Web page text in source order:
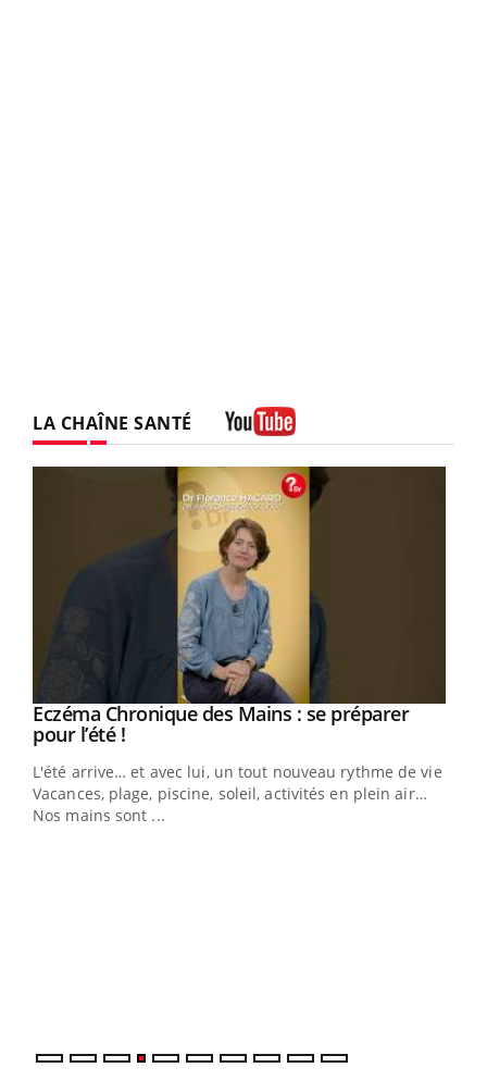
LA CHAÎNE SANTÉ
Youtube
Eczéma Chronique des Mains : se préparer
pour l’été !Youtube
L'été arrive… et avec lui, un tout nouveau rythme de vie !
Vacances, plage, piscine, soleil, activités en plein air…
Nos mains sont ...